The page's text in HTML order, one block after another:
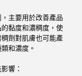
主要用於改善產品
黏度和濃稠度，使
劑對肌膚也可能產
和濃度。
響：